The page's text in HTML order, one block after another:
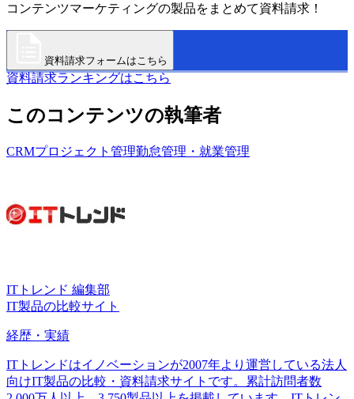
コンテンツマーケティングの製品をまとめて資料請求！
資料請求フォームはこちら
資料請求ランキングはこちら
このコンテンツの執筆者
CRMプロジェクト管理勤怠管理・就業管理
ITトレンド 編集部
IT製品の比較サイト
経歴・実績
ITトレンドはイノベーションが2007年より運営している法人
向けIT製品の比較・資料請求サイトです。累計訪問者数